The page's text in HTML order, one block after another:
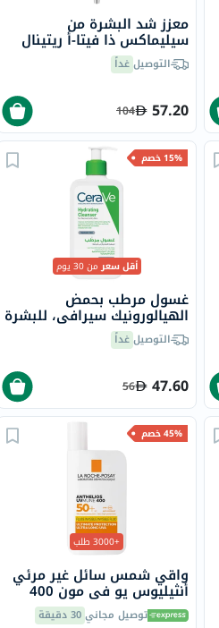
معزز شد البشرة من
سيليماكس ذا فيتا-أ ريتينال
شوت، 15 مل
التوصيلغداً
57.20
104
15% خصم
أقل سعرمن 30 يوم
غسول مرطب بحمض
الهيالورونيك سيرافي، للبشرة
العادية إلى الجافة، 236 مل
التوصيلغداً
47.60
56
45% خصم
+3000 طلب
واقي شمس سائل غير مرئي
أنثيليوس يو في مون 400
لاروش بوزيه، عامل حماية
توصيل مجاني30 دقيقة